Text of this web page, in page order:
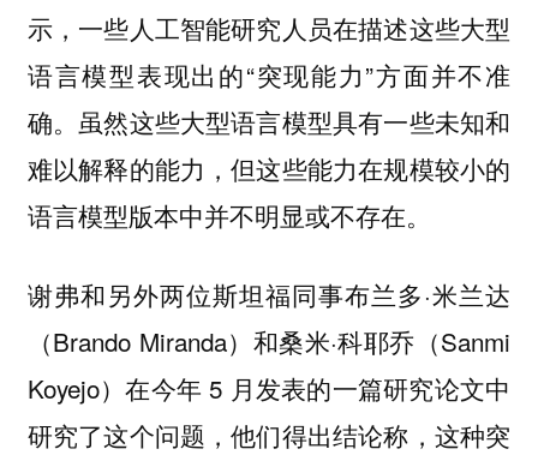
示，一些人工智能研究人员在描述这些大型
语言模型表现出的“突现能力”方面并不准
确。虽然这些大型语言模型具有一些未知和
难以解释的能力，但这些能力在规模较小的
语言模型版本中并不明显或不存在。
谢弗和另外两位斯坦福同事布兰多·米兰达
（Brando Miranda）和桑米·科耶乔（Sanmi
Koyejo）在今年 5 月发表的一篇研究论文中
研究了这个问题，他们得出结论称，这种突